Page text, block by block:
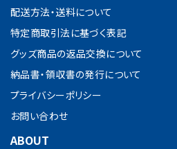
配送方法・送料について
特定商取引法に基づく表記
グッズ商品の返品交換について
納品書・領収書の発行について
プライバシーポリシー
お問い合わせ
ABOUT